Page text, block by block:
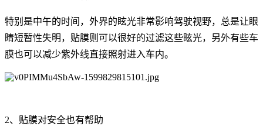
特别是中午的时间，外界的眩光非常影响驾驶视野，总是让眼
睛短暂性失明，贴膜则可以很好的过滤这些眩光，另外有些车
膜也可以减少紫外线直接照射进入车内。
2、贴膜对安全也有帮助